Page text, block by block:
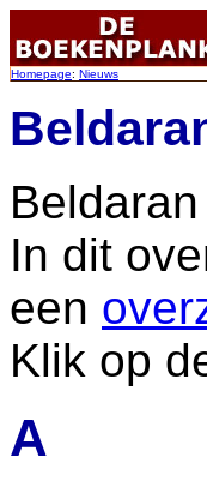
Homepage: Nieuws
In dit
een
Klik op
A